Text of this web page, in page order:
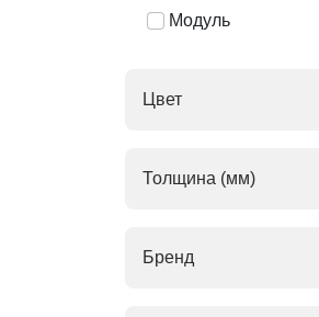
Модуль
Цвет
Толщина (мм)
Бренд